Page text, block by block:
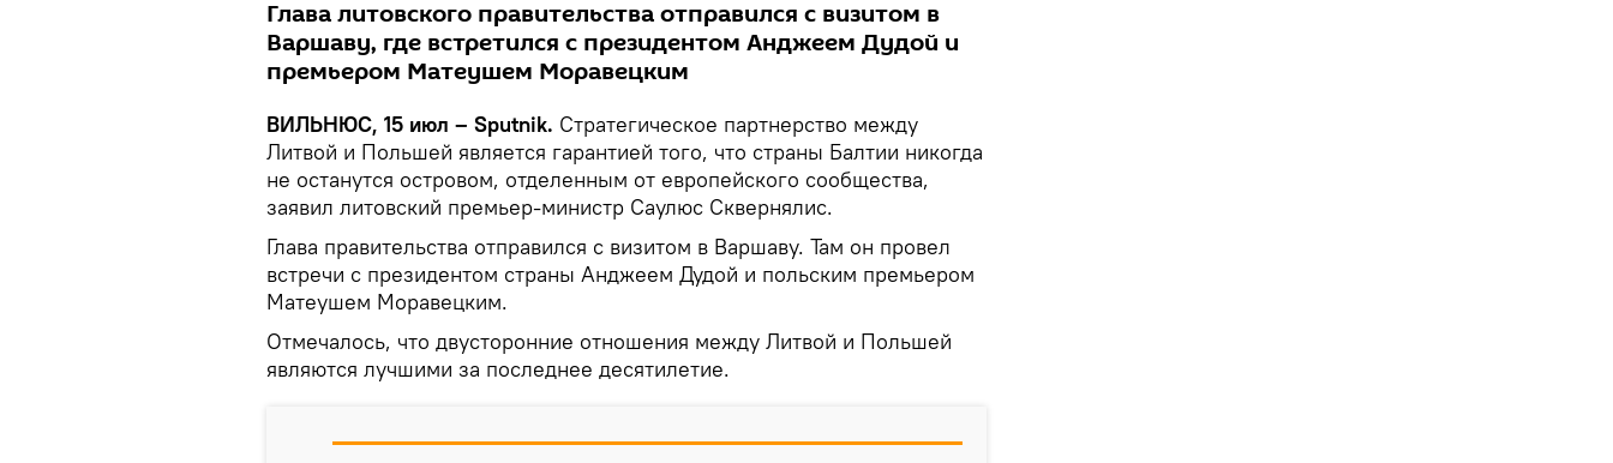
Глава литовского правительства отправился с визитом в
Варшаву, где встретился с президентом Анджеем Дудой и
премьером Матеушем Моравецким
ВИЛЬНЮС, 15 июл – Sputnik. Стратегическое партнерство между
Литвой и Польшей является гарантией того, что страны Балтии никогда
не останутся островом, отделенным от европейского сообщества,
заявил литовский премьер-министр Саулюс Сквернялис.
Глава правительства отправился с визитом в Варшаву. Там он провел
встречи с президентом страны Анджеем Дудой и польским премьером
Матеушем Моравецким.
Отмечалось, что двусторонние отношения между Литвой и Польшей
являются лучшими за последнее десятилетие.